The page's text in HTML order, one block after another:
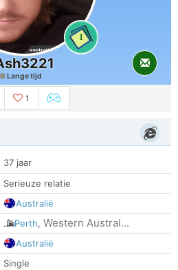
1
Lange tijd
1
37 jaar
Serieuze relatie
Australië
Perth, Western Austral...
Australië
Single